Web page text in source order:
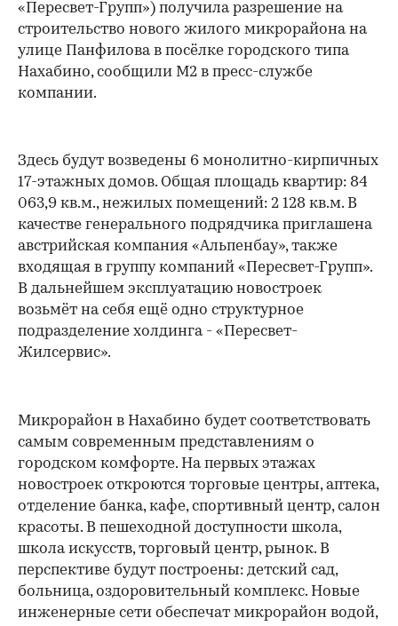
«Пересвет-Групп») получила разрешение на
строительство нового жилого микрорайона на
улице Панфилова в посёлке городского типа
Нахабино, сообщили М2 в пресс-службе
компании.
Здесь будут возведены 6 монолитно-кирпичных
17-этажных домов. Общая площадь квартир: 84
063,9 кв.м., нежилых помещений: 2 128 кв.м. В
качестве генерального подрядчика приглашена
австрийская компания «Альпенбау», также
входящая в группу компаний «Пересвет-Групп».
В дальнейшем эксплуатацию новостроек
возьмёт на себя ещё одно структурное
подразделение холдинга - «Пересвет-
Жилсервис».
00:00 00:00
Микрорайон в Нахабино будет соответствовать
самым современным представлениям о
городском комфорте. На первых этажах
новостроек откроются торговые центры, аптека,
отделение банка, кафе, спортивный центр, салон
красоты. В пешеходной доступности школа,
школа искусств, торговый центр, рынок. В
перспективе будут построены: детский сад,
больница, оздоровительный комплекс. Новые
инженерные сети обеспечат микрорайон водой,